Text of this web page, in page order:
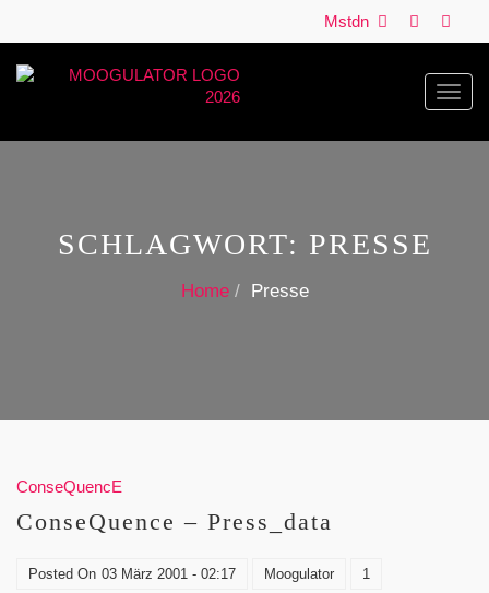
Mstdn
SCHLAGWORT: PRESSE
Home Presse
ConseQuencE
ConseQuence – Press_data
Posted On 03 März 2001 - 02:17 Moogulator 1